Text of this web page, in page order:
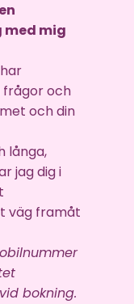
mig
frågor och
och din
långa,
jag dig i
väg framåt
bokning.